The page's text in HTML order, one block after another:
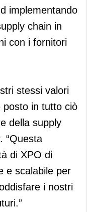
implementando
chain in
con i fornitori
stessi valori
posto in tutto ciò
della supply
“Questa
di XPO di
e scalabile per
i nostri